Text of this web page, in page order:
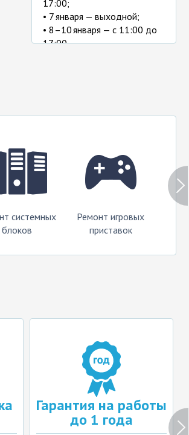
17:00;
• 7 января — выходной;
• 8–10 января — с 11:00 до
17:00.
системных
блоков
Ремонт игровых
приставок
Гарантия на работы
до 1 года